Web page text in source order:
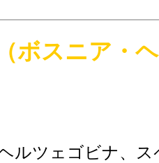
（ボスニア・
ルツェゴビナ、ス